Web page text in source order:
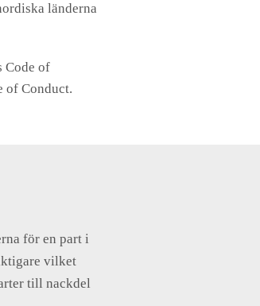
länderna
Code of
of Conduct.
för en part i
vilket
till nackdel